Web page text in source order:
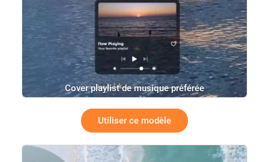
Cover playlist de musique préférée
Utiliser ce modèle